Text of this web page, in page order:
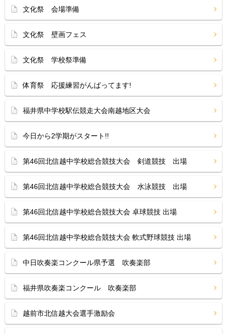
文化祭 会場準備
文化祭 壁画フェス
文化祭 学校祭準備
体育祭 応援練習がんばってます!
福井県中学校駅伝競走大会南越地区大会
今日から2学期がスタート!!
第46回北信越中学校総合競技大会 剣道競技 出場
第46回北信越中学校総合競技大会 水泳競技 出場
第46回北信越中学校総合競技大会 卓球競技 出場
第46回北信越中学校総合競技大会 軟式野球競技 出場
中日吹奏楽コンクール県予選 吹奏楽部
福井県吹奏楽コンクール 吹奏楽部
越前市北信越大会選手激励会